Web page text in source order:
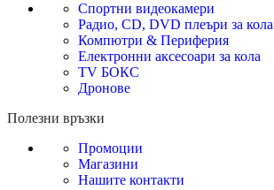
Спортни видеокамери
Радио, CD, DVD плеъри за кола
Компютри & Периферия
Електронни аксесоари за кола
TV БОКС
Дронове
Полезни връзки
Промоции
Магазини
Нашите контакти